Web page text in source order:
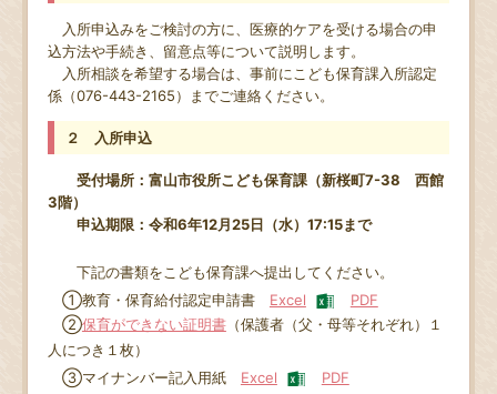
入所申込みをご検討の方に、医療的ケアを受ける場合の申
込方法や手続き、留意点等について説明します。
入所相談を希望する場合は、事前にこども保育課入所認定
係（076-443-2165）までご連絡ください。
２ 入所申込
受付場所：富山市役所こども保育課（新桜町7-38 西館
3階）
申込期限：令和6年12月25日（水）17:15まで
下記の書類をこども保育課へ提出してください。
①教育・保育給付認定申請書 Excel
PDF
②保育ができない証明書（保護者（父・母等それぞれ）１
人につき１枚）
③マイナンバー記入用紙 Excel
PDF